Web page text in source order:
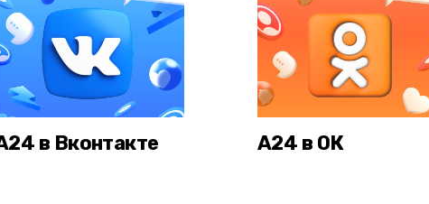
в Вконтакте А24 в ОК